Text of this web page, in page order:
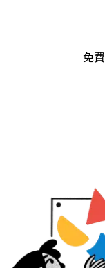
免費